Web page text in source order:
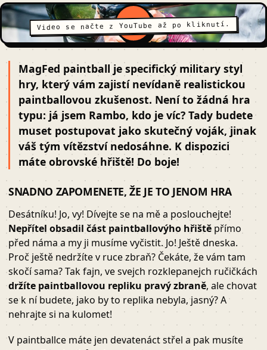
Video se načte z YouTube až po kliknutí.
MagFed paintball je specifický military styl
hry, který vám zajistí nevídaně realistickou
paintballovou zkušenost. Není to žádná hra
typu: já jsem Rambo, kdo je víc? Tady budete
muset postupovat jako skutečný voják, jinak
váš tým vítězství nedosáhne. K dispozici
máte obrovské hřiště! Do boje!
SNADNO ZAPOMENETE, ŽE JE TO JENOM HRA
Desátníku! Jo, vy! Dívejte se na mě a poslouchejte!
Nepřítel obsadil část paintballovýho hřiště přímo
před náma a my ji musíme vyčistit. Jo! Ještě dneska.
Proč ještě nedržíte v ruce zbraň? Čekáte, že vám tam
skočí sama? Tak fajn, ve svejch rozklepanejch ručičkách
držíte paintballovou repliku pravý zbraně, ale chovat
se k ní budete, jako by to replika nebyla, jasný? A
nehrajte si na kulomet!
V paintballce máte jen devatenáct střel a pak musíte